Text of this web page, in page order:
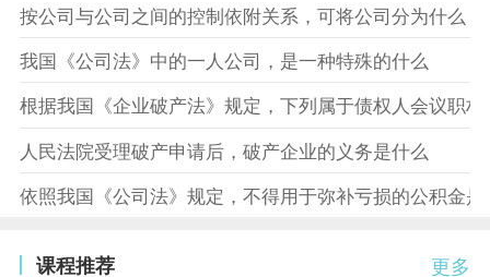
按公司与公司之间的控制依附关系，可将公司分为什么
我国《公司法》中的一人公司，是一种特殊的什么
根据我国《企业破产法》规定，下列属于债权人会议职
人民法院受理破产申请后，破产企业的义务是什么
依照我国《公司法》规定，不得用于弥补亏损的公积金是
更多
课程推荐